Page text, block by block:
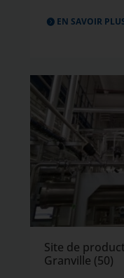
EN SAVOIR
Site de
Granville (50)